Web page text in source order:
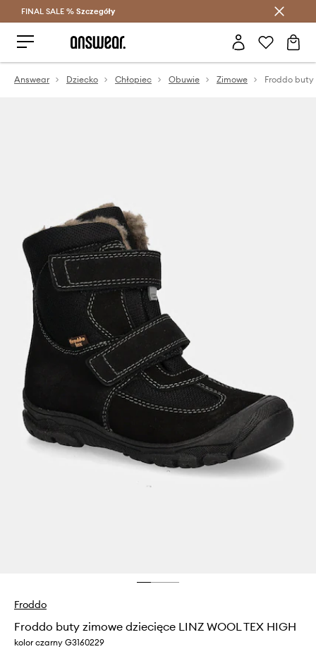
Oszczędzaj z Answear Club >
FINAL SALE % Szczegóły
Answear Dziecko Chłopiec Obuwie Zimowe
Froddo
Froddo buty zimowe dziecięce LINZ WOOL TEX HIGH
kolor czarny G3160229